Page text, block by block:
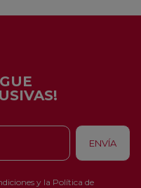
y la Política de